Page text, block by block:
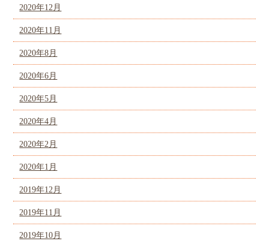
2020年12月
2020年11月
2020年8月
2020年6月
2020年5月
2020年4月
2020年2月
2020年1月
2019年12月
2019年11月
2019年10月